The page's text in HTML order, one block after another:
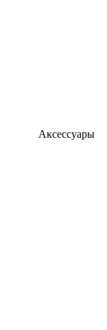
Аксессуары